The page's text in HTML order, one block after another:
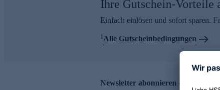
Ihre Gutschein-Vorteile
Einfach einlösen und sofort sparen.
1Alle Gutscheinbedingungen
Newsletter abonnieren – 10 €